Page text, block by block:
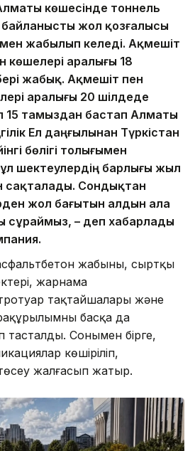
көшесінде тоннель
жол қозғалысы
жабылып келеді. Ақмешіт
көшелері аралығы 18
жабық. Ақмешіт пен
аралығы 20 шілдеде
15 тамыздан бастап Алматы
Ел даңғылынан Түркістан
бөлігі толығымен
шектеулердің барлығы жыл
сақталады. Сондықтан
жол бағытын алдын ала
сұраймыз, – деп хабарлады
жабыны, сыртқы
жарнама
тақтайшалары және
басқа да
тасталды. Сонымен бірге,
көшіріліп,
жалғасып жатыр.